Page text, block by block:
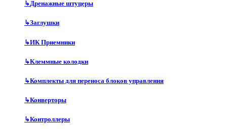
↳Дренажные штуцеры
↳Заглушки
↳ИК Приемники
↳Клеммные колодки
↳Комплекты для переноса блоков управления
↳Конверторы
↳Контроллеры